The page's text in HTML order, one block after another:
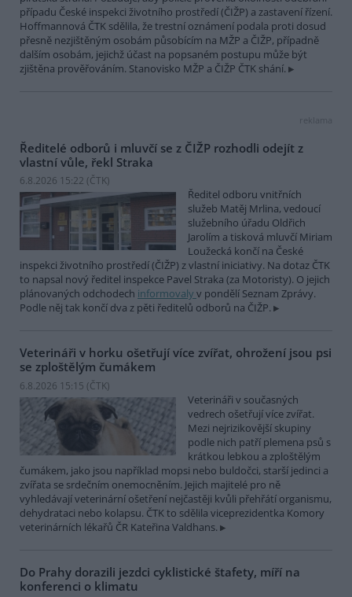
případu České inspekci životního prostředí (ČIŽP) a zastavení řízení.
Hoffmannová ČTK sdělila, že trestní oznámení podala proti dosud
přesně nezjištěným osobám působícím na MŽP a ČIŽP, případně
dalším osobám, jejichž účast na popsaném postupu může být
zjištěna prověřováním. Stanovisko MŽP a ČIŽP ČTK shání.
reklama
Ředitelé odborů i mluvčí se z ČIŽP rozhodli odejít z
vlastní vůle, řekl Straka
6.8.2026 15:22 (ČTK)
Ředitel odboru vnitřních
služeb Matěj Mrlina, vedoucí
služebního úřadu Oldřich
Jarolím a tisková mluvčí Miriam
Loužecká končí na České
inspekci životního prostředí (ČIŽP) z vlastní iniciativy. Na dotaz ČTK
to napsal nový ředitel inspekce Pavel Straka (za Motoristy). O jejich
plánovaných odchodech informovaly v pondělí Seznam Zprávy.
Podle něj tak končí dva z pěti ředitelů odborů na ČIŽP.
Veterináři v horku ošetřují více zvířat, ohrožení jsou psi
se zploštělým čumákem
6.8.2026 15:15 (ČTK)
Veterináři v současných
vedrech ošetřují více zvířat.
Mezi nejrizikovější skupiny
podle nich patří plemena psů s
krátkou lebkou a zploštělým
čumákem, jako jsou například mopsi nebo buldočci, starší jedinci a
zvířata se srdečním onemocněním. Jejich majitelé pro ně
vyhledávají veterinární ošetření nejčastěji kvůli přehřátí organismu,
dehydrataci nebo kolapsu. ČTK to sdělila viceprezidentka Komory
veterinárních lékařů ČR Kateřina Valdhans.
Do Prahy dorazili jezdci cyklistické štafety, míří na
konferenci o klimatu